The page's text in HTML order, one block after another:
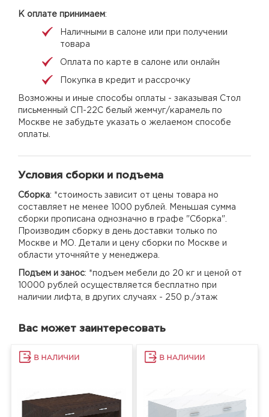
К оплате принимаем:
Наличными в салоне или при получении
товара
Оплата по карте в салоне или онлайн
Покупка в кредит и рассрочку
Возможны и иные способы оплаты - заказывая Стол
письменный СП-22С белый жемчуг/карамель по
Москве не забудьте указать о желаемом способе
оплаты.
Условия сборки и подъема
Сборка: *стоимость зависит от цены товара но
составляет не менее 1000 рублей. Меньшая сумма
сборки прописана однозначно в графе "Сборка".
Производим сборку в день доставки только по
Москве и МО. Детали и цену сборки по Москве и
области уточняйте у менеджера.
Подъем и занос: *подъем мебели до 20 кг и ценой от
10000 рублей осуществляется бесплатно при
наличии лифта, в других случаях - 250 р./этаж
Вас может заинтересовать